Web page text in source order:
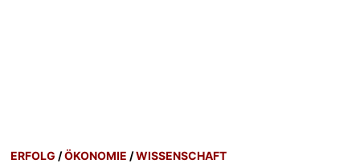
ERFOLG /ÖKONOMIE /WISSENSCHAFT